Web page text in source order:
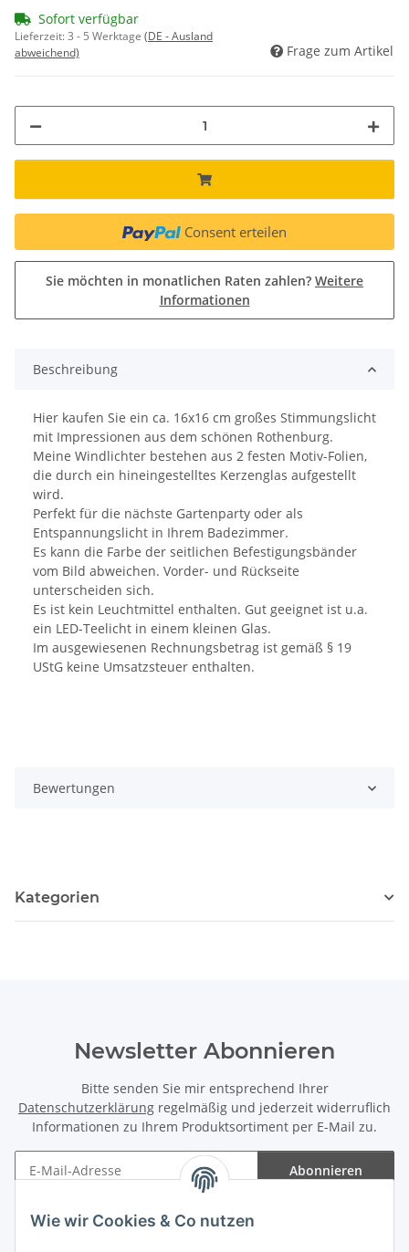
Wie wir Cookies & Co nutzen
Sofort verfügbar
Lieferzeit:3 - 5 Werktage (DE - Ausland
abweichend)
Frage zum Artikel
Consent erteilen
Sie möchten in monatlichen Raten zahlen? Weitere
Informationen
Beschreibung
Hier kaufen Sie ein ca. 16x16 cm großes Stimmungslicht
mit Impressionen aus dem schönen Rothenburg.
Meine Windlichter bestehen aus 2 festen Motiv-Folien,
die durch ein hineingestelltes Kerzenglas aufgestellt
wird.
Perfekt für die nächste Gartenparty oder als
Entspannungslicht in Ihrem Badezimmer.
Es kann die Farbe der seitlichen Befestigungsbänder
vom Bild abweichen. Vorder- und Rückseite
unterscheiden sich.
Es ist kein Leuchtmittel enthalten. Gut geeignet ist u.a.
ein LED-Teelicht in einem kleinen Glas.
Im ausgewiesenen Rechnungsbetrag ist gemäß § 19
UStG keine Umsatzsteuer enthalten.
Bewertungen
Kategorien
Newsletter Abonnieren
Bitte senden Sie mir entsprechend Ihrer
Datenschutzerklärung regelmäßig und jederzeit widerruflich
Informationen zu Ihrem Produktsortiment per E-Mail zu.
Abonnieren